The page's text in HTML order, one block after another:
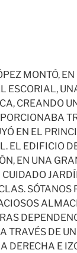
MONTÓ, EN
CREANDO
EN EL
EL EDIFICIO
EN UNA
SÓTANOS
TRAVÉS DE
DERECHA E